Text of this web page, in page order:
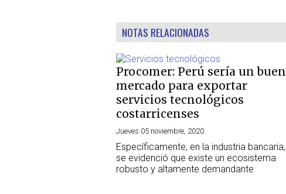
NOTAS RELACIONADAS
Procomer: Perú sería un buen
mercado para exportar
servicios tecnológicos
costarricenses
Jueves 05 noviembre, 2020
Específicamente, en la industria bancaria,
se evidenció que existe un ecosistema
robusto y altamente demandante